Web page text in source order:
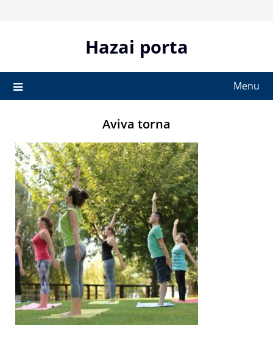
Hazai porta
Menu
Aviva torna